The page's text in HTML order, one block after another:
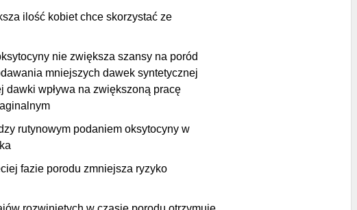
ilość kobiet chce skorzystać ze
nie zwiększa szansy na poród
mniejszych dawek syntetycznej
wpływa na zwiększoną pracę
rutynowym podaniem oksytocyny w
fazie porodu zmniejsza ryzyko